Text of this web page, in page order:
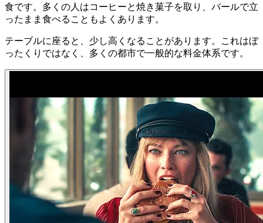
食です。多くの人はコーヒーと焼き菓子を取り、バールで立
ったまま食べることもよくあります。
テーブルに座ると、少し高くなることがあります。これはぼ
ったくりではなく、多くの都市で一般的な料金体系です。